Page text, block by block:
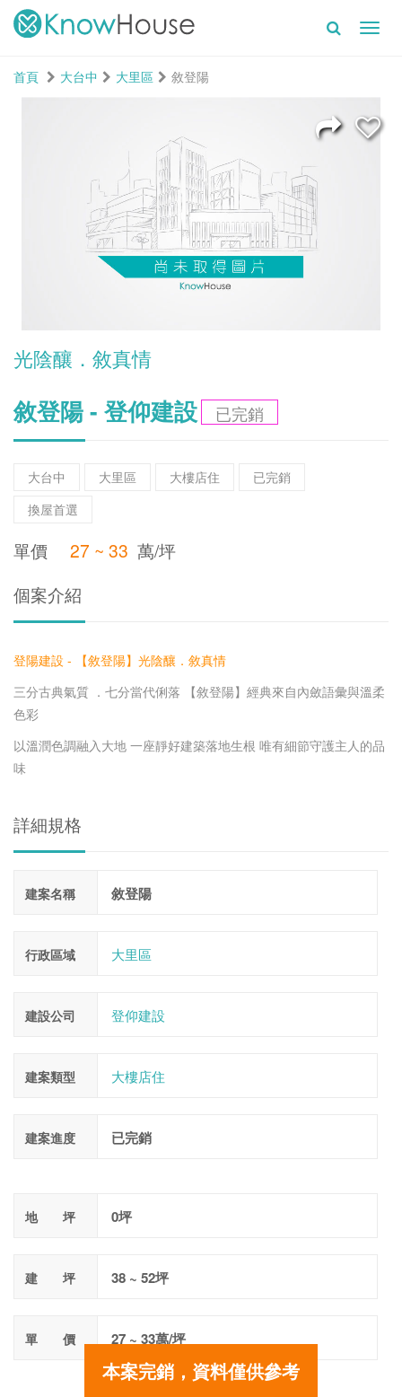
本案完銷，資料僅供參考
首頁 大台中 大里區 敘登陽
光陰釀．敘真情
敘登陽 - 登仰建設 已完銷
大台中 大里區 大樓店住
已完銷
換屋首選
單價 27 ~ 33 萬/坪
個案介紹
登陽建設 - 【敘登陽】光陰釀．敘真情
三分古典氣質 ．七分當代俐落 【敘登陽】經典來自內斂語彙與溫柔
色彩
以溫潤色調融入大地 一座靜好建築落地生根 唯有細節守護主人的品
味
詳細規格
建案名稱 敘登陽
行政區域 大里區
建設公司 登仰建設
建案類型 大樓店住
建案進度 已完銷
地 坪 0坪
建 坪 38 ~ 52坪
單 價 27 ~ 33萬/坪